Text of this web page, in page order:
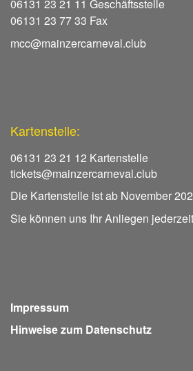
06131 23 21 11 Geschäftsstelle
06131 23 77 33 Fax
mcc@mainzercarneval.club
Kartenstelle:
06131 23 21 12 Kartenstelle
tickets@mainzercarneval.club
Die Kartenstelle ist ab November
Sie können uns Ihr Anliegen
Impressum
Hinweise zum Datenschutz